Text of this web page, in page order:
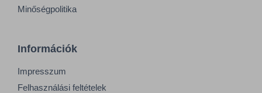
Minőségpolitika
Információk
Impresszum
Felhasználási feltételek